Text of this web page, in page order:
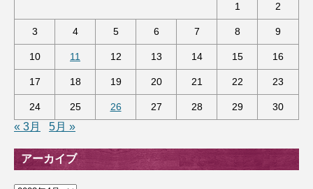
1 2
3 4 5 6 7 8 9
10 11 12 13 14 15 16
17 18 19 20 21 22 23
24 25 26 27 28 29 30
« 3月 5月 »
アーカイブ